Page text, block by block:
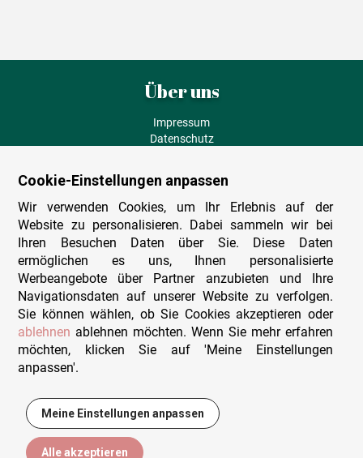
23,00 €
Über uns
Impressum
Datenschutz
Versand und Lieferung
Zahlungsarten
Herstellungsland
Widerruf
Sitemap
Beratung & Support
Wir sind persönlich erreichbar
+49 (0)341 4912 210
Kontakt-Formular
Cookie-Einstellungen anpassen
Wir verwenden Cookies, um Ihr Erlebnis auf der
Website zu personalisieren. Dabei sammeln wir bei
Ihren Besuchen Daten über Sie. Diese Daten
ermöglichen es uns, Ihnen personalisierte
Werbeangebote über Partner anzubieten und Ihre
Navigationsdaten auf unserer Website zu verfolgen.
Sie können wählen, ob Sie Cookies akzeptieren oder
ablehnen ablehnen möchten. Wenn Sie mehr erfahren
möchten, klicken Sie auf 'Meine Einstellungen
anpassen'.
Meine Einstellungen anpassen
Alle akzeptieren